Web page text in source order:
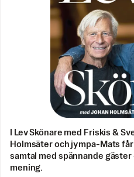
I Lev Skönare med Friskis &
Holmsäter och jympa-Mats
samtal med spännande gäster
mening.